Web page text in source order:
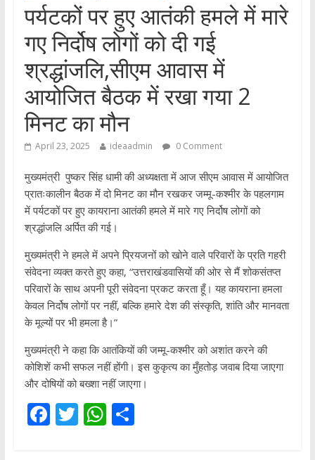
पर्यटकों पर हुए आतंकी हमले में मारे
गए निर्दोष लोगों को दी गई
श्रद्धांजलि,सीएम आवास में
आयोजित बैठक में रखा गया 2
मिनट का मौन
April 23, 2025 ideaadmin 0 Comment
मुख्यमंत्री पुष्कर सिंह धामी की अध्यक्षता में आज सीएम आवास में आयोजित
प्रातःकालीन बैठक में दो मिनट का मौन रखकर जम्मू-कश्मीर के पहलगाम
में पर्यटकों पर हुए कायराना आतंकी हमले में मारे गए निर्दोष लोगों को
श्रद्धांजलि अर्पित की गई।
मुख्यमंत्री ने हमले में अपने प्रियजनों को खोने वाले परिवारों के प्रति गहरी
संवेदना व्यक्त करते हुए कहा, “उत्तराखंडवासियों की ओर से मैं शोकसंतप्त
परिवारों के साथ अपनी पूरी संवेदना प्रकट करता हूँ। यह कायराना हमला
केवल निर्दोष लोगों पर नहीं, बल्कि हमारे देश की संस्कृति, शांति और मानवता
के मूल्यों पर भी हमला है।”
मुख्यमंत्री ने कहा कि आतंकियों की जम्मू-कश्मीर को अशांत करने की
कोशिशें कभी सफल नहीं होंगी। इस कुकृत्य का मुँहतोड़ जवाब दिया जाएगा
और दोषियों को बख्शा नहीं जाएगा।
F T W S